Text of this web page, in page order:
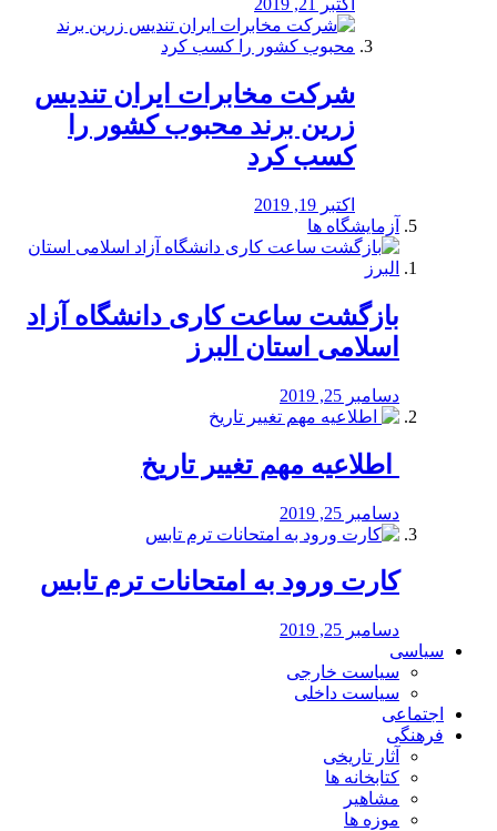
اکتبر 21, 2019
شرکت مخابرات ایران تندیس
زرین برند محبوب کشور را
کسب کرد
اکتبر 19, 2019
آزمایشگاه ها
بازگشت ساعت کاری دانشگاه آزاد
اسلامی استان البرز
دسامبر 25, 2019
️ اطلاعیه مهم تغییر تاریخ
دسامبر 25, 2019
کارت ورود به امتحانات ترم تابس
دسامبر 25, 2019
سیاسی
سیاست خارجی
سیاست داخلی
اجتماعی
فرهنگی
آثار تاریخی
کتابخانه ها
مشاهیر
موزه ها